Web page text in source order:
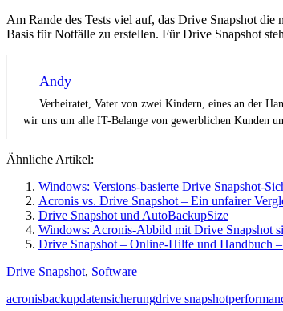
Am Rande des Tests viel auf, das Drive Snapshot
Basis für Notfälle zu erstellen. Für Drive Snapshot
Andy
Verheiratet, Vater von zwei Kindern, eines an der
wir uns um alle IT-Belange von gewerblichen Kunden
Ähnliche Artikel:
Windows: Versions-basierte Drive Snapshot-
Acronis vs. Drive Snapshot – Ein unfairer
Drive Snapshot und AutoBackupSize
Windows: Acronis-Abbild mit Drive Snapshot
Drive Snapshot – Online-Hilfe und Handbuch
Drive Snapshot, Software
acronisbackupdatensicherungdrive snapshot